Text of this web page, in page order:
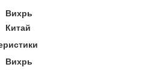
Вихрь
Китай
Вихрь